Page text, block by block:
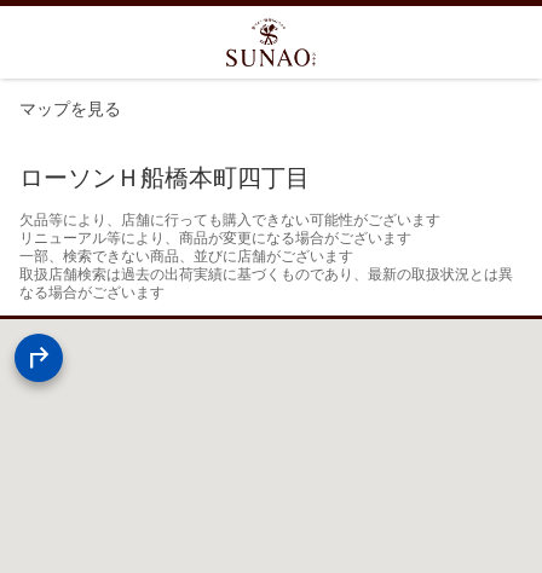
マップを見る
ローソンＨ船橋本町四丁目
欠品等により、店舗に行っても購入できない可能性がございます
リニューアル等により、商品が変更になる場合がございます
一部、検索できない商品、並びに店舗がございます
取扱店舗検索は過去の出荷実績に基づくものであり、最新の取扱状況とは異
なる場合がございます